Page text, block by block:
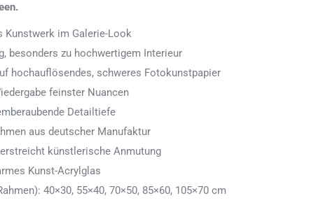
Kunstwerk im Galerie-Look
besonders zu hochwertigem Interieur
hochauflösendes, schweres Fotokunstpapier
feinster Nuancen
Detailtiefe
aus deutscher Manufaktur
künstlerische Anmutung
Kunst-Acrylglas
40×30, 55×40, 70×50, 85×60, 105×70 cm